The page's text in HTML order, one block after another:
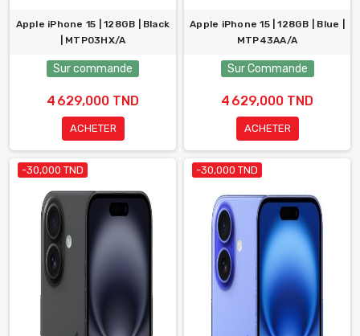
Apple iPhone 15 | 128GB | Black
| MTP03HX/A
Sur commande
4 629,000 TND
ACHETER
Apple iPhone 15 | 128GB | Blue |
MTP43AA/A
Sur Commande
4 629,000 TND
ACHETER
-30,000 TND -30,000 TND